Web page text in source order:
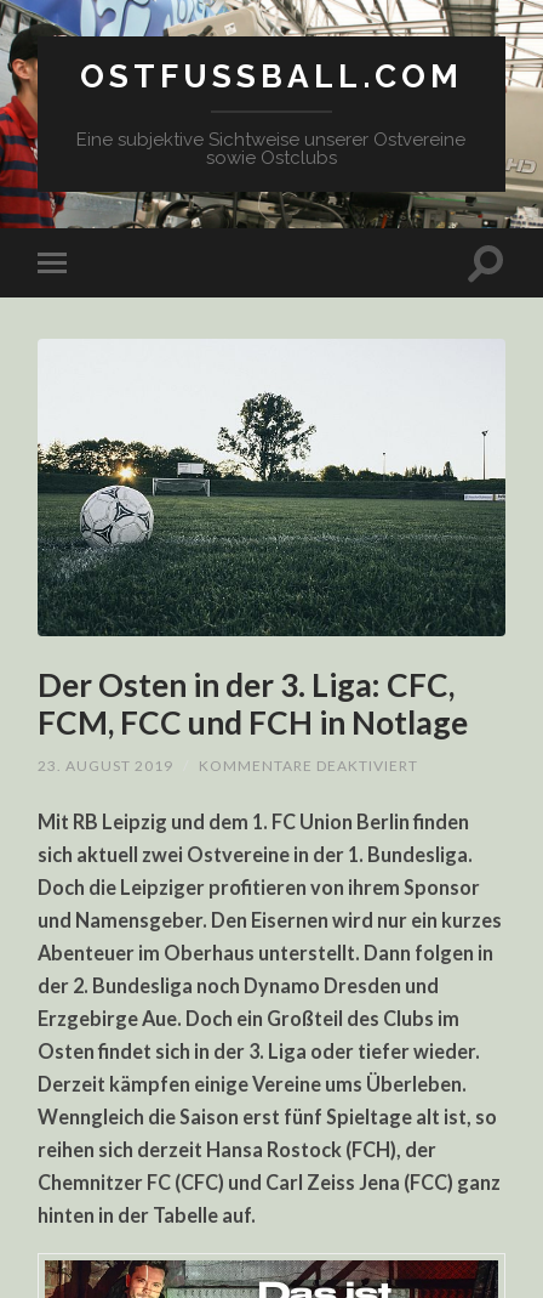
OSTFUSSBALL.COM
Eine subjektive Sichtweise unserer Ostvereine
sowie Ostclubs
Der Osten in der 3. Liga: CFC,
FCM, FCC und FCH in Notlage
23. AUGUST 2019 KOMMENTARE DEAKTIVIERT
IN
3.
CFC,
FCM,
FCC
UND
FCH
IN
Mit RB Leipzig und dem 1. FC Union Berlin finden
sich aktuell zwei Ostvereine in der 1. Bundesliga.
Doch die Leipziger profitieren von ihrem Sponsor
und Namensgeber. Den Eisernen wird nur ein kurzes
Abenteuer im Oberhaus unterstellt. Dann folgen in
der 2. Bundesliga noch Dynamo Dresden und
Erzgebirge Aue. Doch ein Großteil des Clubs im
Osten findet sich in der 3. Liga oder tiefer wieder.
Derzeit kämpfen einige Vereine ums Überleben.
Wenngleich die Saison erst fünf Spieltage alt ist, so
reihen sich derzeit Hansa Rostock (FCH), der
Chemnitzer FC (CFC) und Carl Zeiss Jena (FCC) ganz
hinten in der Tabelle auf.